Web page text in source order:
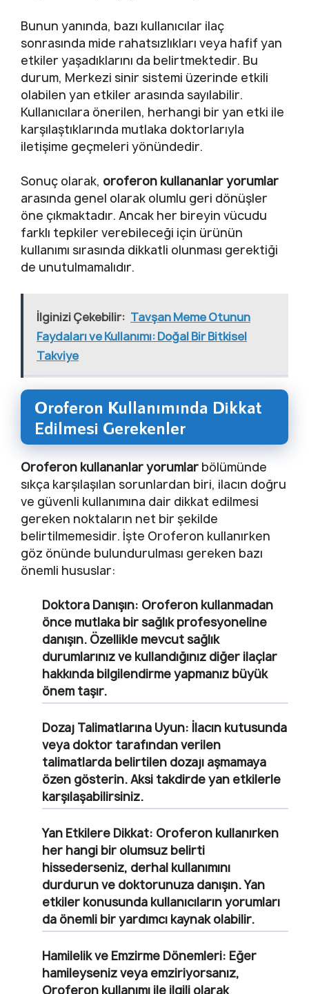
Bunun yanında, bazı kullanıcılar ilaç
sonrasında mide rahatsızlıkları veya hafif yan
etkiler yaşadıklarını da belirtmektedir. Bu
durum, Merkezi sinir sistemi üzerinde etkili
olabilen yan etkiler arasında sayılabilir.
Kullanıcılara önerilen, herhangi bir yan etki ile
karşılaştıklarında mutlaka doktorlarıyla
iletişime geçmeleri yönündedir.
Sonuç olarak, oroferon kullananlar yorumlar
arasında genel olarak olumlu geri dönüşler
öne çıkmaktadır. Ancak her bireyin vücudu
farklı tepkiler verebileceği için ürünün
kullanımı sırasında dikkatli olunması gerektiği
de unutulmamalıdır.
İlginizi Çekebilir: Tavşan Meme Otunun
Faydaları ve Kullanımı: Doğal Bir Bitkisel
Takviye
Oroferon Kullanımında Dikkat
Edilmesi Gerekenler
Oroferon kullananlar yorumlar bölümünde
sıkça karşılaşılan sorunlardan biri, ilacın doğru
ve güvenli kullanımına dair dikkat edilmesi
gereken noktaların net bir şekilde
belirtilmemesidir. İşte Oroferon kullanırken
göz önünde bulundurulması gereken bazı
önemli hususlar:
Doktora Danışın: Oroferon kullanmadan
önce mutlaka bir sağlık profesyoneline
danışın. Özellikle mevcut sağlık
durumlarınız ve kullandığınız diğer ilaçlar
hakkında bilgilendirme yapmanız büyük
önem taşır.
Dozaj Talimatlarına Uyun: İlacın kutusunda
veya doktor tarafından verilen
talimatlarda belirtilen dozajı aşmamaya
özen gösterin. Aksi takdirde yan etkilerle
karşılaşabilirsiniz.
Yan Etkilere Dikkat: Oroferon kullanırken
her hangi bir olumsuz belirti
hissederseniz, derhal kullanımını
durdurun ve doktorunuza danışın. Yan
etkiler konusunda kullanıcıların yorumları
da önemli bir yardımcı kaynak olabilir.
Hamilelik ve Emzirme Dönemleri: Eğer
hamileyseniz veya emziriyorsanız,
Oroferon kullanımı ile ilgili olarak